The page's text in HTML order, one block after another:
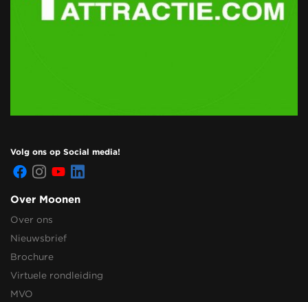
Volg ons op Social media!
Over Moonen
Over ons
Nieuwsbrief
Brochure
Virtuele rondleiding
MVO